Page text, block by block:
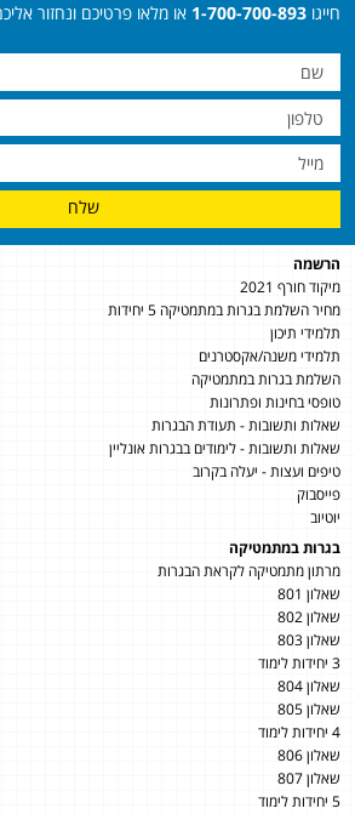
חייגו 1-700-700-893 או מלאו פרטיכם ונחזור
שלח
הרשמה
מיקוד חורף 2021
מחיר השלמת בגרות במתמטיקה 5 יחידות
תלמידי תיכון
תלמידי משנה/אקסטרנים
השלמת בגרות במתמטיקה
טופסי בחינות ופתרונות
שאלות ותשובות - תעודת הבגרות
שאלות ותשובות - לימודים בבגרות אונליין
טיפים ועצות - יעלה בקרוב
פייסבוק
יוטיוב
בגרות במתמטיקה
מרתון מתמטיקה לקראת הבגרות
שאלון 801
שאלון 802
שאלון 803
3 יחידות לימוד
שאלון 804
שאלון 805
4 יחידות לימוד
שאלון 806
שאלון 807
5 יחידות לימוד